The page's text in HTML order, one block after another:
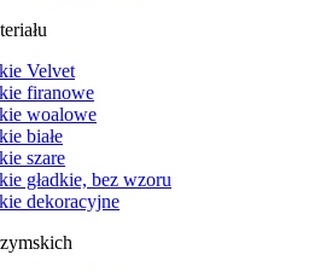
Velvet
firanowe
woalowe
białe
szare
gładkie, bez wzoru
dekoracyjne